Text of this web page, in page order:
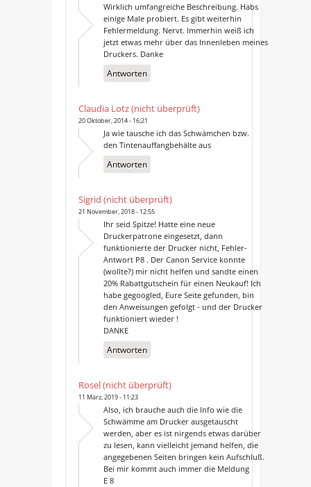
Wirklich umfangreiche Beschreibung. Habs
einige Male probiert. Es gibt weiterhin
Fehlermeldung. Nervt. Immerhin weiß ich
jetzt etwas mehr über das Innenleben meines
Druckers. Danke
Antworten
Claudia Lotz (nicht überprüft)
20 Oktober, 2014 - 16:21
Ja wie tausche ich das Schwämchen bzw.
den Tintenauffangbehälte aus
Antworten
Sigrid (nicht überprüft)
21 November, 2018 - 12:55
Ihr seid Spitze! Hatte eine neue
Druckerpatrone eingesetzt, dann
funktionierte der Drucker nicht, Fehler-
Antwort P8 . Der Canon Service konnte
(wollte?) mir nicht helfen und sandte einen
20% Rabattgutschein für einen Neukauf! Ich
habe gegoogled, Eure Seite gefunden, bin
den Anweisungen gefolgt - und der Drucker
funktioniert wieder !
DANKE
Antworten
Rosel (nicht überprüft)
11 März, 2019 - 11:23
Also, ich brauche auch die Info wie die
Schwämme am Drucker ausgetauscht
werden, aber es ist nirgends etwas darüber
zu lesen, kann vielleicht jemand helfen, die
angegebenen Seiten bringen kein Aufschluß.
Bei mir kommt auch immer die Meldung
E 8